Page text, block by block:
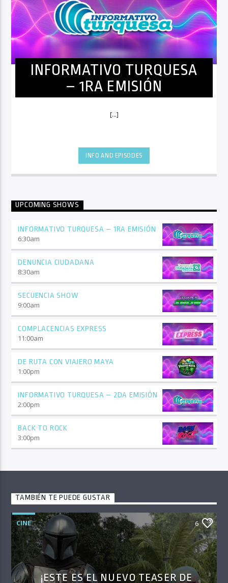
INFORMATIVO TURQUESA
– 1RA EMISIÓN
[...]
INFO AND EPISODES
UPCOMING SHOWS
INFORMATIVO TURQUESA – 1RA EMISIÓN
6:30am
DENUNCIA CIUDADANA
8:30am
SECUENCIA SHOW
9:00am
COMPLACENCIAS EXPRESS
11:00am
DE RUTA CON VIAJERO MAYA
1:00pm
INFORMATIVO TURQUESA – 2DA EMISIÓN
2:00pm
BACK TO ROCK
3:00pm
TAMBIÉN TE PUEDE GUSTAR
CINE 6
¡ESTE ES EL NUEVO TEASER DE